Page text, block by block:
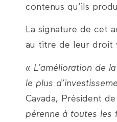
contenus qu’ils
La signature de cet
au titre de leur droit
« L’amélioration de
le plus
Cavada, Président de
pérenne à toutes les